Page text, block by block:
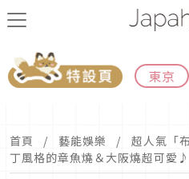
東京
首頁 藝能娛樂
超人氣「
丁風格的章魚燒＆大阪燒超可愛♪